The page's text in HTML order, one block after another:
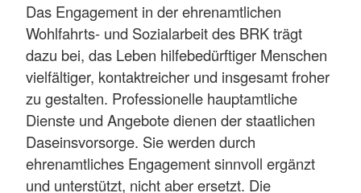
Das Engagement in der ehrenamtlichen
Wohlfahrts- und Sozialarbeit des BRK trägt
dazu bei, das Leben hilfebedürftiger Menschen
vielfältiger, kontaktreicher und insgesamt froher
zu gestalten. Professionelle hauptamtliche
Dienste und Angebote dienen der staatlichen
Daseinsvorsorge. Sie werden durch
ehrenamtliches Engagement sinnvoll ergänzt
und unterstützt, nicht aber ersetzt. Die